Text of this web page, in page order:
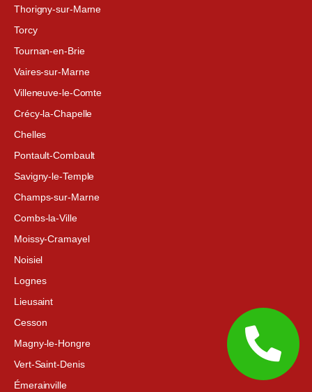
Thorigny-sur-Marne
Torcy
Tournan-en-Brie
Vaires-sur-Marne
Villeneuve-le-Comte
Crécy-la-Chapelle
Chelles
Pontault-Combault
Savigny-le-Temple
Champs-sur-Marne
Combs-la-Ville
Moissy-Cramayel
Noisiel
Lognes
Lieusaint
Cesson
Magny-le-Hongre
Vert-Saint-Denis
Émerainville